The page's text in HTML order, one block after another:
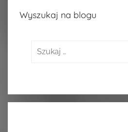
Wyszukaj na blogu
Szukaj: